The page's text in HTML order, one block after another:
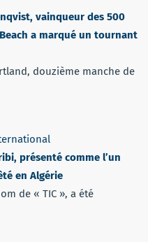
vainqueur des 500
a marqué un tournant
douzième manche de
présenté comme l’un
en Algérie
de « TIC », a été